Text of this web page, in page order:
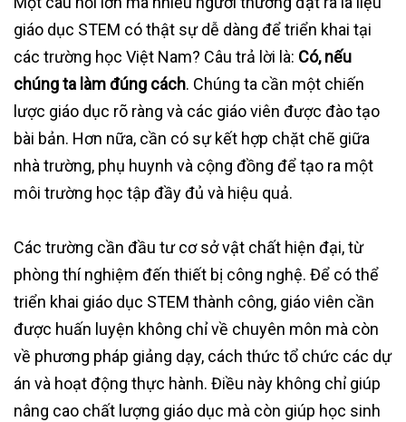
giáo dục STEM có thật sự dễ dàng để triển khai tại
các trường học Việt Nam? Câu trả lời là: Có, nếu
chúng ta làm đúng cách. Chúng ta cần một chiến
lược giáo dục rõ ràng và các giáo viên được đào tạo
bài bản. Hơn nữa, cần có sự kết hợp chặt chẽ giữa
nhà trường, phụ huynh và cộng đồng để tạo ra một
môi trường học tập đầy đủ và hiệu quả.
Các trường cần đầu tư cơ sở vật chất hiện đại, từ
phòng thí nghiệm đến thiết bị công nghệ. Để có thể
triển khai giáo dục STEM thành công, giáo viên cần
được huấn luyện không chỉ về chuyên môn mà còn
về phương pháp giảng dạy, cách thức tổ chức các dự
án và hoạt động thực hành. Điều này không chỉ giúp
nâng cao chất lượng giáo dục mà còn giúp học sinh